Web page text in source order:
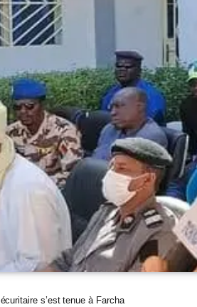
s’est tenue à Farcha